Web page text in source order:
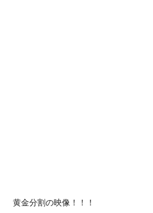
黄金分割の映像！！！